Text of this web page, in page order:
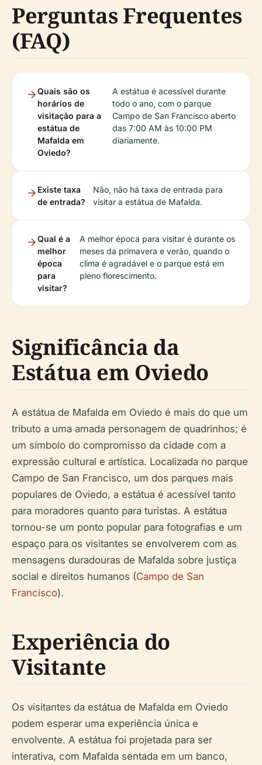
Perguntas Frequentes
(FAQ)
Quais são os
horários de
visitação para a
estátua de
Mafalda em
Oviedo?
A estátua é acessível durante
todo o ano, com o parque
Campo de San Francisco aberto
das 7:00 AM às 10:00 PM
diariamente.
Existe taxa
de entrada?
Não, não há taxa de entrada para
visitar a estátua de Mafalda.
Qual é a
melhor
época
para
visitar?
A melhor época para visitar é durante os
meses da primavera e verão, quando o
clima é agradável e o parque está em
pleno florescimento.
Significância da
Estátua em Oviedo
A estátua de Mafalda em Oviedo é mais do que um
tributo a uma amada personagem de quadrinhos; é
um símbolo do compromisso da cidade com a
expressão cultural e artística. Localizada no parque
Campo de San Francisco, um dos parques mais
populares de Oviedo, a estátua é acessível tanto
para moradores quanto para turistas. A estátua
tornou-se um ponto popular para fotografias e um
espaço para os visitantes se envolverem com as
mensagens duradouras de Mafalda sobre justiça
social e direitos humanos (Campo de San
Francisco).
Experiência do
Visitante
Os visitantes da estátua de Mafalda em Oviedo
podem esperar uma experiência única e
envolvente. A estátua foi projetada para ser
interativa, com Mafalda sentada em um banco,